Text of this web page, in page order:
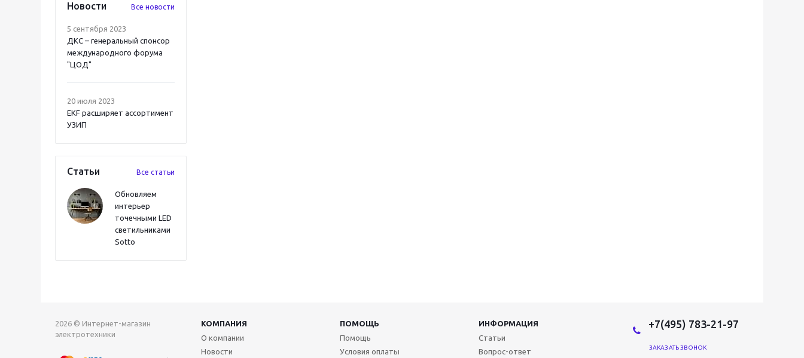
Новости Все новости
5 сентября 2023
ДКС – генеральный спонсор
международного форума
"ЦОД"
20 июля 2023
EKF расширяет ассортимент
УЗИП
Статьи Все статьи
Обновляем
интерьер
точечными LED
светильниками
Sotto
2026 © Интернет-магазин
электротехники
КОМПАНИЯ ПОМОЩЬ
ИНФОРМАЦИЯ
О компании
Новости
Помощь
Условия оплаты
Статьи
Вопрос-ответ
+7(495) 783-21-97
ЗАКАЗАТЬ ЗВОНОК